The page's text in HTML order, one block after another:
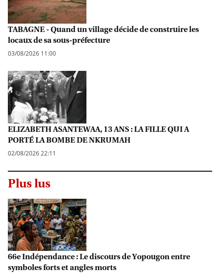
TABAGNE - Quand un village décide de construire les
locaux de sa sous-préfecture
03/08/2026 11:00
ELIZABETH ASANTEWAA, 13 ANS : LA FILLE QUI A
PORTÉ LA BOMBE DE NKRUMAH
02/08/2026 22:11
Plus lus
66e Indépendance : Le discours de Yopougon entre
symboles forts et angles morts